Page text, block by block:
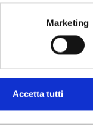
Marketing
Accetta tutti